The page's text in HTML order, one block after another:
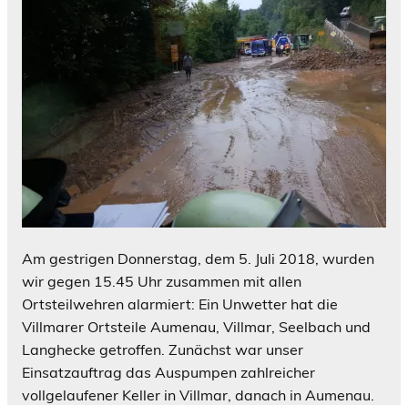
Am gestrigen Donnerstag, dem 5. Juli 2018, wurden
wir gegen 15.45 Uhr zusammen mit allen
Ortsteilwehren alarmiert: Ein Unwetter hat die
Villmarer Ortsteile Aumenau, Villmar, Seelbach und
Langhecke getroffen. Zunächst war unser
Einsatzauftrag das Auspumpen zahlreicher
vollgelaufener Keller in Villmar, danach in Aumenau.